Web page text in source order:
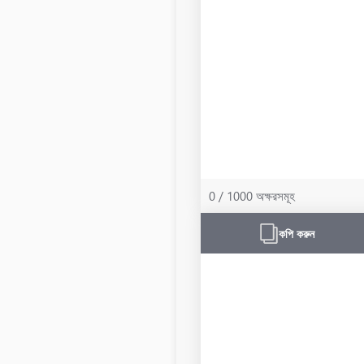
0 / 1000 অক্ষরসমূহ
কপি করুন